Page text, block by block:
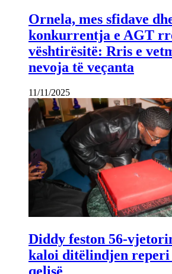
Ornela, mes sfidave
konkurrentja e AGT
vështirësitë: Rris e
nevoja të veçanta
11/11/2025
Diddy feston 56-
kaloi ditëlindjen reperi